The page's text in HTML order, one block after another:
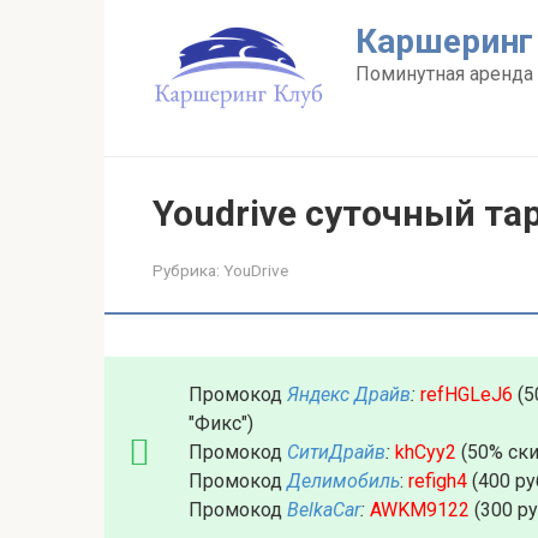
Поминутная
Youdrive суточный
Рубрика: YouDrive
Промокод Яндекс Драйв: refHGLeJ6
"Фикс")
Промокод СитиДрайв: khCyy2 (50%
ПромокодДелимобиль: refigh4 (400
Промокод BelkaCar: AWKM9122 (300